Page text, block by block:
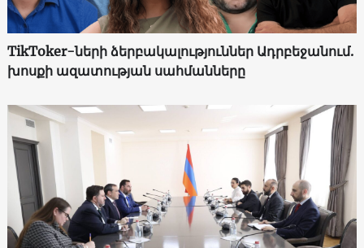
TikToker-ների ձերբակալություններ Ադրբեջանում.
խոսքի ազատության սահմանները